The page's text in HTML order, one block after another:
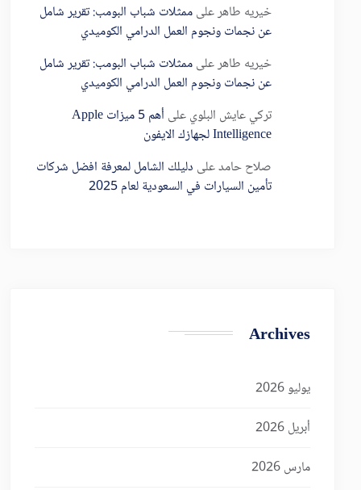
خيريه طاهرعلىممثلات شباب البومب: تقرير شامل
عن نجمات ونجوم العمل الدرامي الكوميدي
خيريه طاهرعلىممثلات شباب البومب: تقرير شامل
عن نجمات ونجوم العمل الدرامي الكوميدي
تركي عايش البلويعلى
أهم 5 ميزات Apple
Intelligence لجهازك الايفون
صلاح حامدعلى دليلك الشامل لمعرفة افضل شركات
تأمين السيارات في السعودية لعام 2025
Archives
يوليو 2026
أبريل 2026
مارس 2026